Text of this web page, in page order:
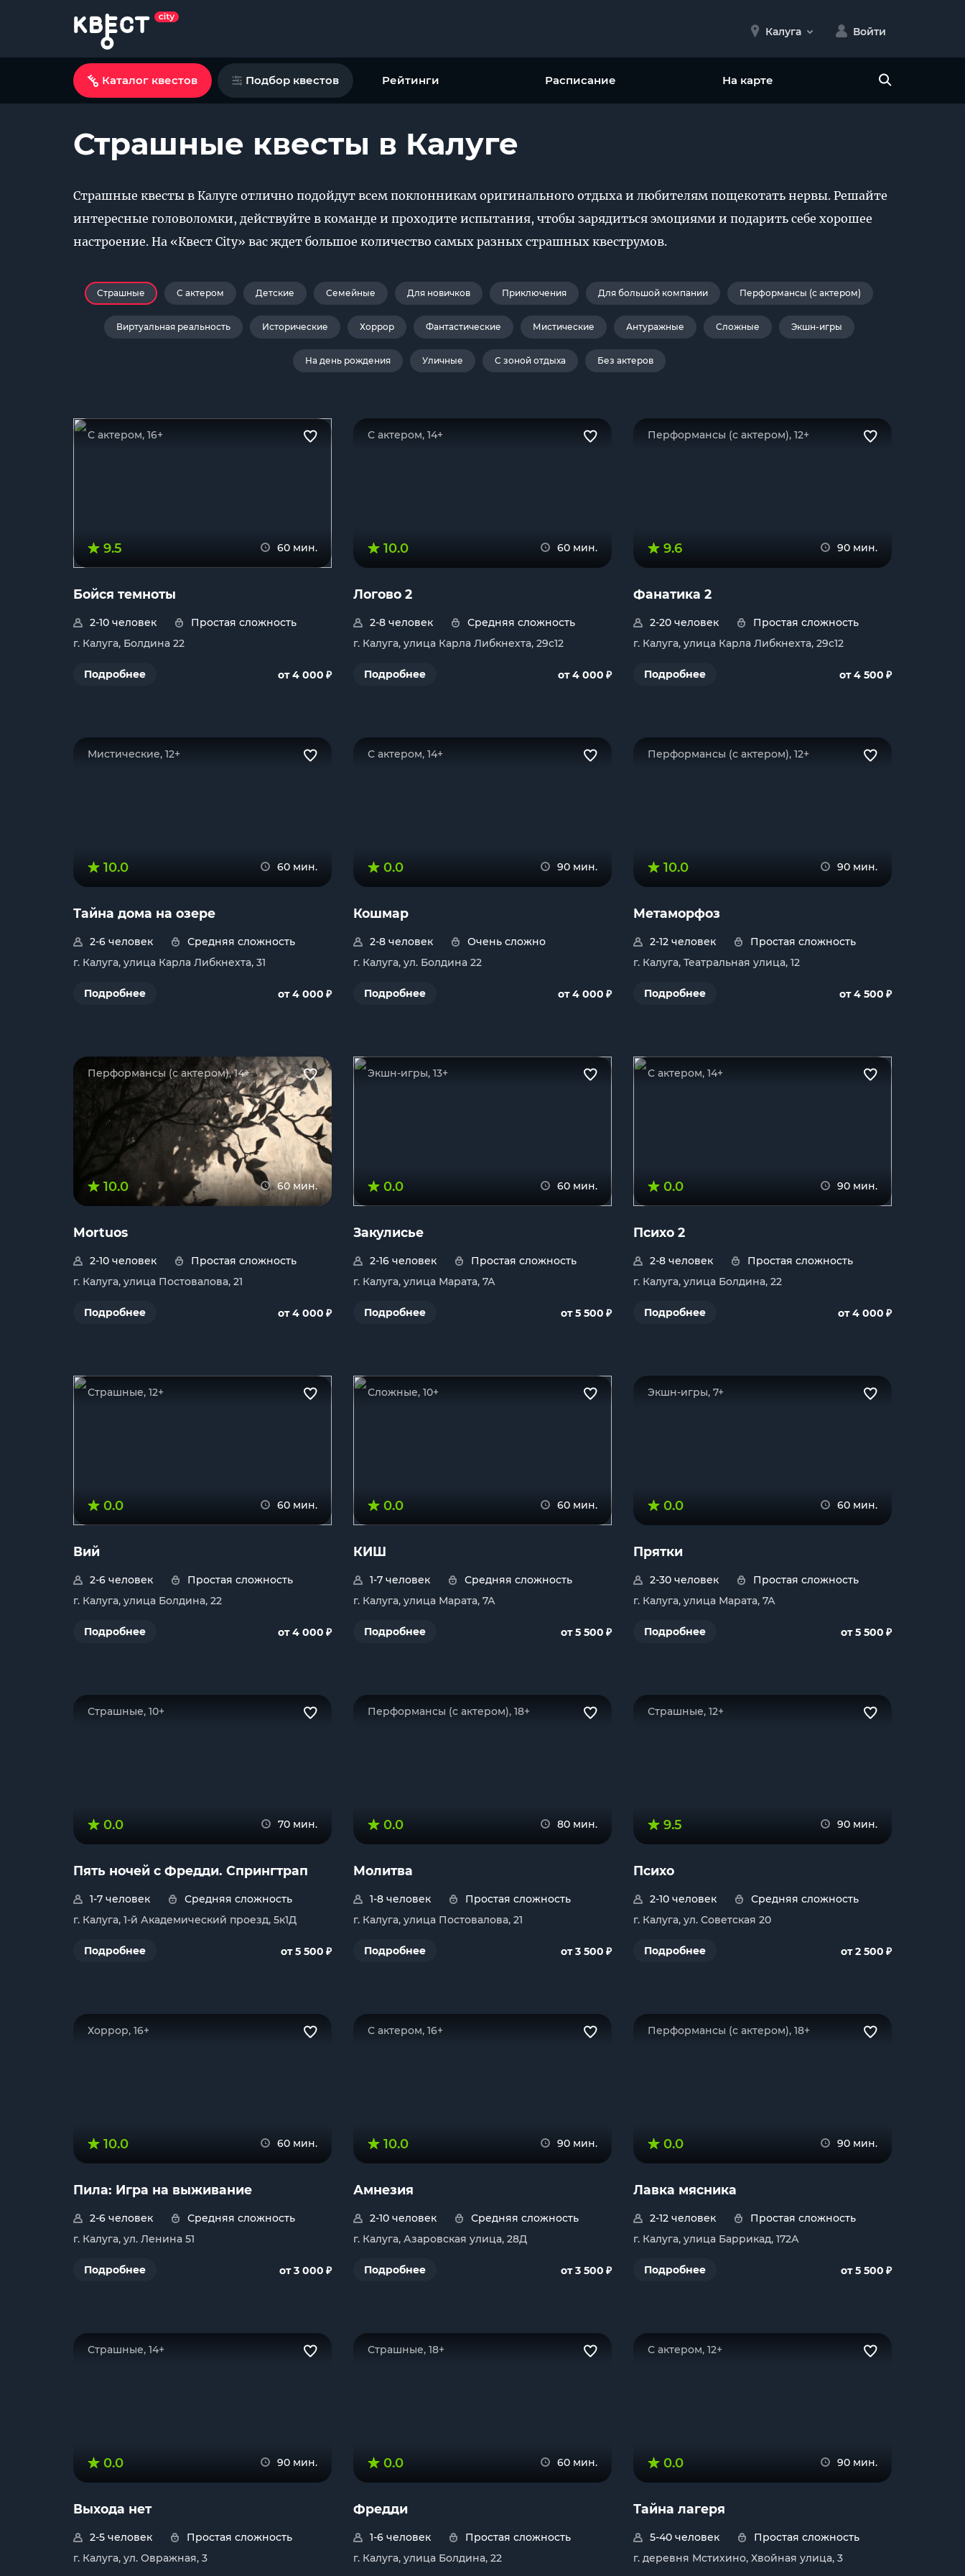
Калуга Войти
Каталог квестов Подбор квестов Рейтинги Расписание На карте
Страшные квесты в Калуге
Страшные квесты в Калуге отлично подойдут всем поклонникам оригинального отдыха и любителям пощекотать нервы. Решайте
интересные головоломки, действуйте в команде и проходите испытания, чтобы зарядиться эмоциями и подарить себе хорошее
настроение. На «Квест City» вас ждет большое количество самых разных страшных квеструмов.
Страшные С актером Детские Семейные Для новичков Приключения Для большой компании Перформансы (с актером)
Виртуальная реальность Исторические Хоррор Фантастические Мистические Антуражные Сложные Экшн-игры
На день рождения Уличные С зоной отдыха Без актеров
С актером, 16+
9.5 60 мин.
Бойся темноты
2-10 человек
Простая сложность
г. Калуга, Болдина 22
Подробнее от 4 000 ₽
С актером, 14+
10.0 60 мин.
Логово 2
2-8 человек
Средняя сложность
г. Калуга, улица Карла Либкнехта, 29с12
Подробнее от 4 000 ₽
Перформансы (с актером), 12+
9.6 90 мин.
Фанатика 2
2-20 человек
Простая сложность
г. Калуга, улица Карла Либкнехта, 29с12
Подробнее от 4 500 ₽
Мистические, 12+
10.0 60 мин.
Тайна дома на озере
2-6 человек
Средняя сложность
г. Калуга, улица Карла Либкнехта, 31
Подробнее от 4 000 ₽
С актером, 14+
0.0 90 мин.
Кошмар
2-8 человек
Очень сложно
г. Калуга, ул. Болдина 22
Подробнее от 4 000 ₽
Перформансы (с актером), 12+
10.0 90 мин.
Метаморфоз
2-12 человек
Простая сложность
г. Калуга, Театральная улица, 12
Подробнее от 4 500 ₽
Перформансы (с актером), 14+
10.0 60 мин.
Mortuos
2-10 человек
Простая сложность
г. Калуга, улица Постовалова, 21
Подробнее от 4 000 ₽
Экшн-игры, 13+
0.0 60 мин.
Закулисье
2-16 человек
Простая сложность
г. Калуга, улица Марата, 7А
Подробнее от 5 500 ₽
С актером, 14+
0.0 90 мин.
Психо 2
2-8 человек
Простая сложность
г. Калуга, улица Болдина, 22
Подробнее от 4 000 ₽
Страшные, 12+
0.0 60 мин.
Вий
2-6 человек
Простая сложность
г. Калуга, улица Болдина, 22
Подробнее от 4 000 ₽
Сложные, 10+
0.0 60 мин.
КИШ
1-7 человек
Средняя сложность
г. Калуга, улица Марата, 7А
Подробнее от 5 500 ₽
Экшн-игры, 7+
0.0 60 мин.
Прятки
2-30 человек
Простая сложность
г. Калуга, улица Марата, 7А
Подробнее от 5 500 ₽
Страшные, 10+
0.0 70 мин.
Пять ночей с Фредди. Спрингтрап
1-7 человек
Средняя сложность
г. Калуга, 1-й Академический проезд, 5к1Д
Подробнее от 5 500 ₽
Перформансы (с актером), 18+
0.0 80 мин.
Молитва
1-8 человек
Простая сложность
г. Калуга, улица Постовалова, 21
Подробнее от 3 500 ₽
Страшные, 12+
9.5 90 мин.
Психо
2-10 человек
Средняя сложность
г. Калуга, ул. Советская 20
Подробнее от 2 500 ₽
Хоррор, 16+
10.0 60 мин.
Пила: Игра на выживание
2-6 человек
Средняя сложность
г. Калуга, ул. Ленина 51
Подробнее от 3 000 ₽
С актером, 16+
10.0 90 мин.
Амнезия
2-10 человек
Средняя сложность
г. Калуга, Азаровская улица, 28Д
Подробнее от 3 500 ₽
Перформансы (с актером), 18+
0.0 90 мин.
Лавка мясника
2-12 человек
Простая сложность
г. Калуга, улица Баррикад, 172А
Подробнее от 5 500 ₽
Страшные, 14+
0.0 90 мин.
Выхода нет
2-5 человек
Простая сложность
г. Калуга, ул. Овражная, 3
Страшные, 18+
0.0 60 мин.
Фредди
1-6 человек
Простая сложность
г. Калуга, улица Болдина, 22
С актером, 12+
0.0 90 мин.
Тайна лагеря
5-40 человек
Простая сложность
г. деревня Мстихино, Хвойная улица, 3